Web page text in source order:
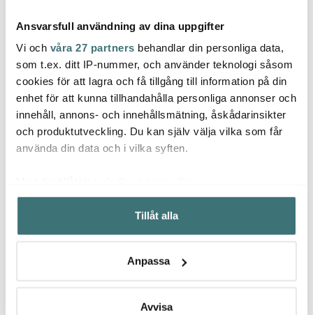
Ansvarsfull användning av dina uppgifter
Vi och våra 27 partners behandlar din personliga data,
som t.ex. ditt IP-nummer, och använder teknologi såsom
cookies för att lagra och få tillgång till information på din
enhet för att kunna tillhandahålla personliga annonser och
innehåll, annons- och innehållsmätning, åskådarinsikter
och produktutveckling. Du kan själv välja vilka som får
använda din data och i vilka syften.
Samla in information om din geografiska plats som
kan ha en noggrannhet på upp till flera meter
Identifiera din enhet genom att aktivt skanna den för
Ta reda på mer om hur dina personliga uppgifter
Du kan ändra eller dra tillbaka ditt samtycke när som
Tillåt alla
Anpassa
Avvisa
Anders Petter
Steel Essentials
Potatissticka 15,5 cm
stål/svart
39 kr
Jonas
Potatisskalare Jonas 21
cm
49 kr
Låt dig inspireras av våra kunder